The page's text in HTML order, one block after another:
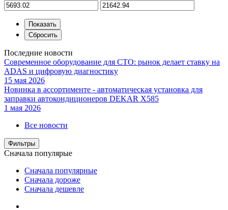
Последние новости
Современное оборудование для СТО: рынок делает ставку на
ADAS и цифровую диагностику
15 мая 2026
Новинка в ассортименте - автоматическая установка для
заправки автокондиционеров DEKAR X585
1 мая 2026
Все новости
Фильтры
Сначала популярые
Сначала популярные
Сначала дороже
Сначала дешевле